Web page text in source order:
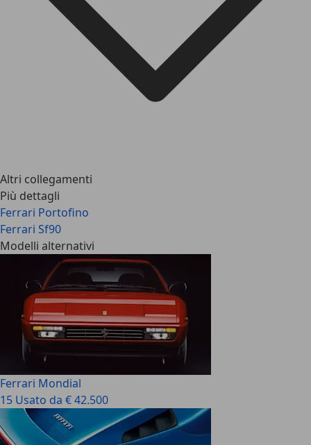
Altri collegamenti
Più dettagli
Ferrari Portofino
Ferrari Sf90
Modelli alternativi
Ferrari Mondial
15 Usato da € 42.500